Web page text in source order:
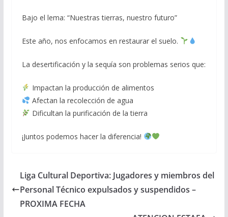
Bajo el lema: “Nuestras tierras, nuestro futuro”
Este año, nos enfocamos en restaurar el suelo.
La desertificación y la sequía son problemas serios que:
Impactan la producción de alimentos
Afectan la recolección de agua
Dificultan la purificación de la tierra
¡Juntos podemos hacer la diferencia!
Liga Cultural Deportiva: Jugadores y miembros del
Personal Técnico expulsados y suspendidos –
PROXIMA FECHA